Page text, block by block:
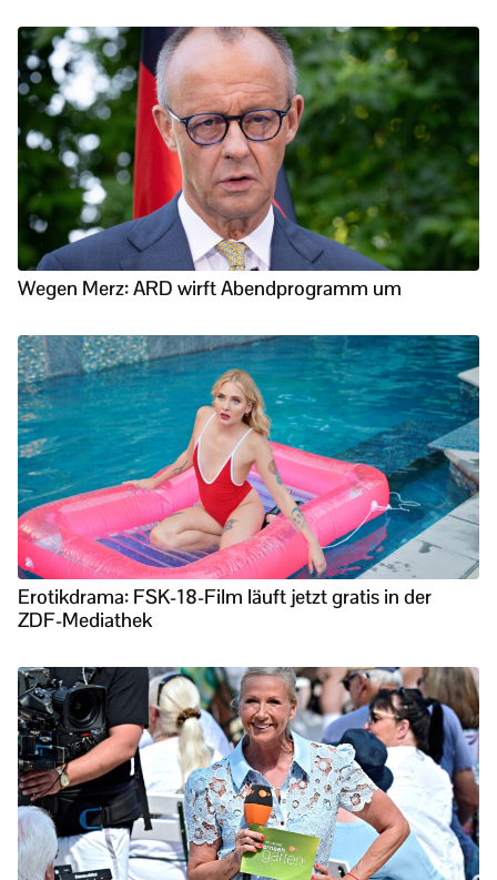
Wegen Merz: ARD wirft Abendprogramm um
Erotikdrama: FSK-18-Film läuft jetzt gratis in der
ZDF-Mediathek